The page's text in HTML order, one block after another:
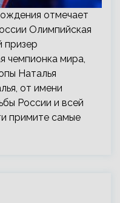
отмечает
Олимпийская
призер
чемпионка мира,
Наталья
от имени
России и всей
примите самые